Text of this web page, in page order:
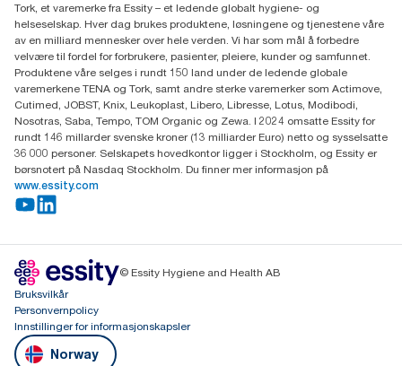
Fredrik Selmers vei 6
0603 OSLO
Tork, et varemerke fra Essity – et ledende globalt hygiene- og
helseselskap. Hver dag brukes produktene, løsningene og tjenestene våre
av en milliard mennesker over hele verden. Vi har som mål å forbedre
velvære til fordel for forbrukere, pasienter, pleiere, kunder og samfunnet.
Produktene våre selges i rundt 150 land under de ledende globale
varemerkene TENA og Tork, samt andre sterke varemerker som Actimove,
Cutimed, JOBST, Knix, Leukoplast, Libero, Libresse, Lotus, Modibodi,
Nosotras, Saba, Tempo, TOM Organic og Zewa. I 2024 omsatte Essity for
rundt 146 millarder svenske kroner (13 milliarder Euro) netto og sysselsatte
36 000 personer. Selskapets hovedkontor ligger i Stockholm, og Essity er
børsnotert på Nasdaq Stockholm. Du finner mer informasjon på
www.essity.com
© Essity Hygiene and Health AB
Bruksvilkår
Personvernpolicy
Innstillinger for informasjonskapsler
Norway